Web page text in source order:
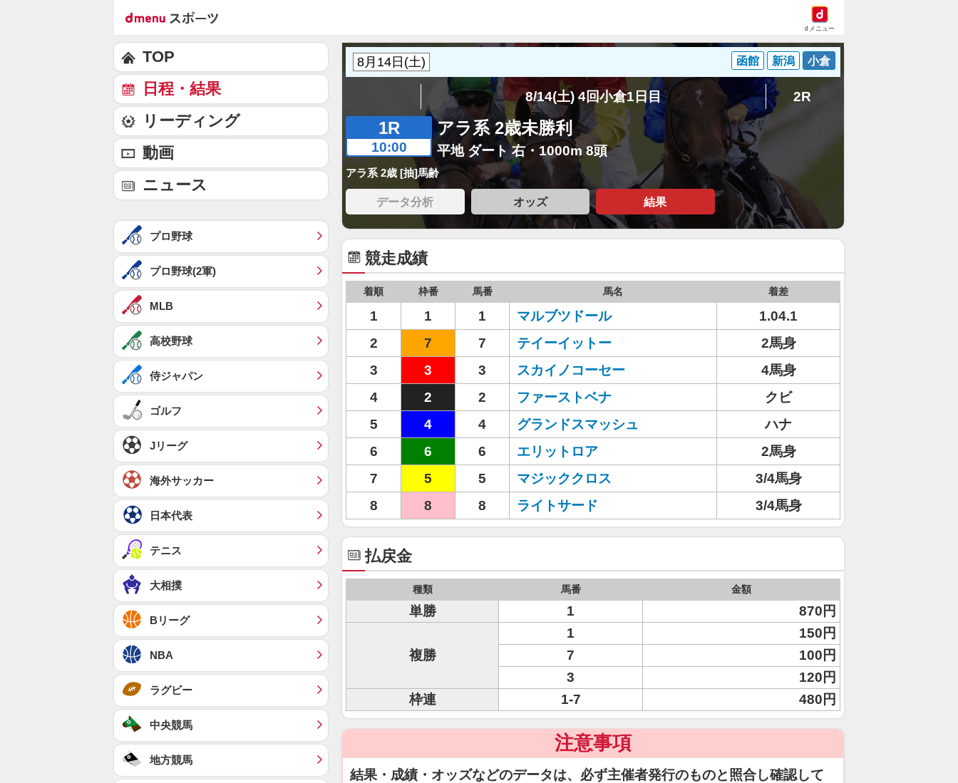
dメニュー
函館 新潟 小倉
8/14(土) 4回小倉1日目 2R
1R
10:00
アラ系 2歳未勝利
平地 ダート 右・1000m 8頭
アラ系 2歳 [抽]馬齢
データ分析 オッズ 結果
競走成績
着順 枠番 馬番 馬名 着差
1 1 1 マルブツドール
1.04.1
2
7 7 テイーイットー
2馬身
3
3 3 スカイノコーセー
4馬身
4
2 2 ファーストベナ
クビ
5
4 4 グランドスマッシュ
ハナ
6
6 6 エリットロア
2馬身
7
5 5 マジッククロス
3/4馬身
8
8 8 ライトサード 3/4馬身
払戻金
種類 馬番 金額
単勝 1 870円
複勝
1
150円
7
100円
3
120円
枠連
1-7 480円
注意事項
結果・成績・オッズなどのデータは、必ず主催者発行のものと照合し確認して
TOP
日程・結果
リーディング
動画
ニュース
プロ野球
プロ野球(2軍)
MLB
高校野球
侍ジャパン
ゴルフ
Jリーグ
海外サッカー
日本代表
テニス
大相撲
Bリーグ
NBA
ラグビー
中央競馬
地方競馬